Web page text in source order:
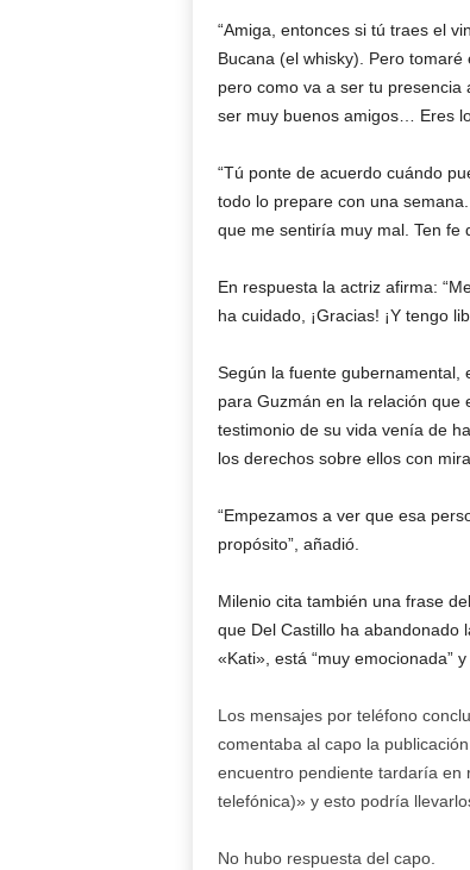
“Amiga, entonces si tú traes el
Bucana (el whisky). Pero
pero como va a ser tu
ser muy buenos amigos… Eres
“Tú ponte de acuerdo cuándo
todo lo prepare con una
que me sentiría muy mal. Ten fe
En respuesta la actriz afirma:
ha cuidado, ¡Gracias! ¡Y tengo
Según la fuente gubernamental,
para Guzmán en la relación que
testimonio de su vida venía de
los derechos sobre ellos con
“Empezamos a ver que esa
propósito”, añadió.
Milenio cita también una frase
que Del Castillo ha abandonado
«Kati», está “muy emocionada”
Los mensajes por teléfono
comentaba al capo la
encuentro pendiente tardaría en
telefónica)» y esto podría
No hubo respuesta del capo.